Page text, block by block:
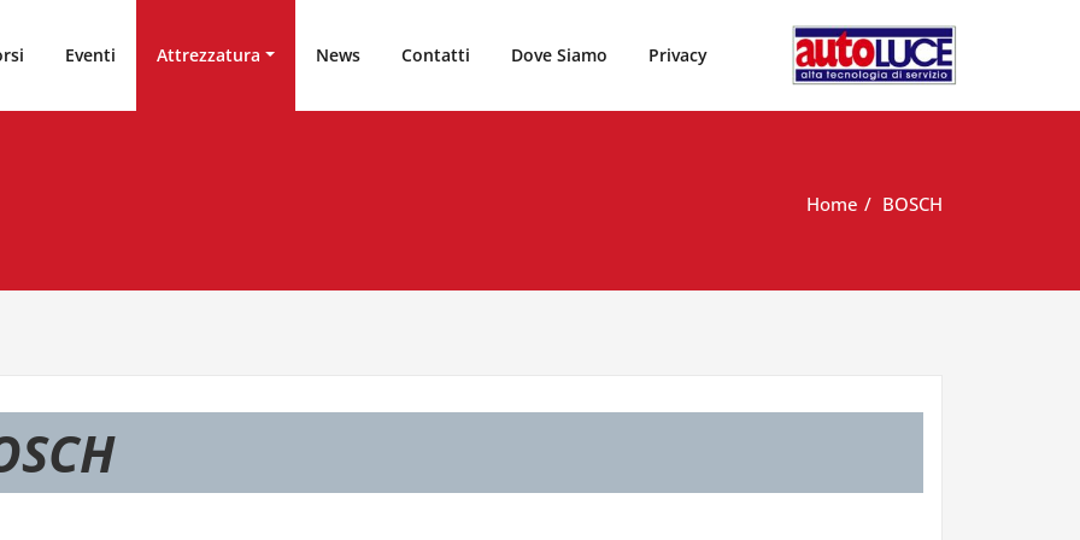
Eventi Attrezzatura News Contatti Dove Siamo Privacy
Home BOSCH